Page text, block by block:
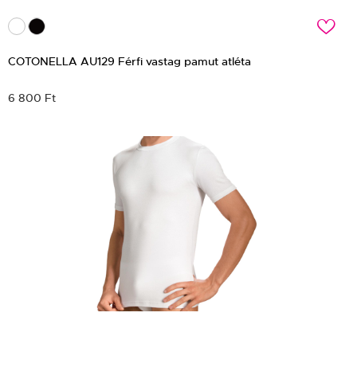
c
COTONELLA AU129 Férfi vastag pamut atléta
6 800 Ft